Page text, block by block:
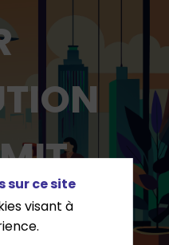
- Cercle
sur ce site
visant à